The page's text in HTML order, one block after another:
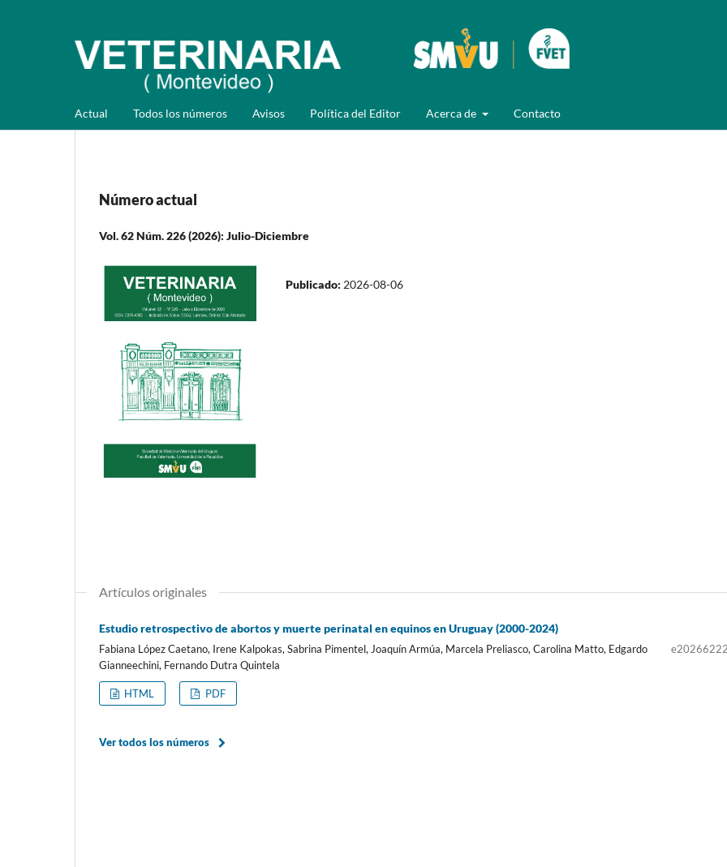
Actual Todos los números Avisos Política del Editor Acerca de Contacto
Número actual
Vol. 62 Núm. 226 (2026): Julio-Diciembre
Publicado: 2026-08-06
Artículos originales
Estudio retrospectivo de abortos y muerte perinatal en equinos en Uruguay (2000-2024)
Fabiana López Caetano, Irene Kalpokas, Sabrina Pimentel, Joaquín Armúa, Marcela Preliasco, Carolina Matto, Edgardo
Gianneechini, Fernando Dutra Quintela
HTML PDF
Ver todos los números